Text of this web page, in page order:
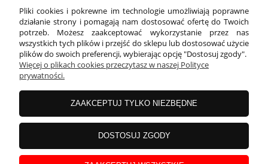
PŁATNOŚCI I DOSTAWA
INFORMACJE
KOLEKCJE
Kojro
Pliki cookies i pokrewne im technologie umożliwiają poprawne
działanie strony i pomagają nam dostosować ofertę do Twoich
potrzeb. Możesz zaakceptować wykorzystanie przez nas
wszystkich tych plików i przejść do sklepu lub dostosować użycie
plików do swoich preferencji, wybierając opcję "Dostosuj zgody".
Więcej o plikach cookies przeczytasz w naszej Polityce
prywatności.
ZAAKCEPTUJ TYLKO NIEZBĘDNE
DOSTOSUJ ZGODY